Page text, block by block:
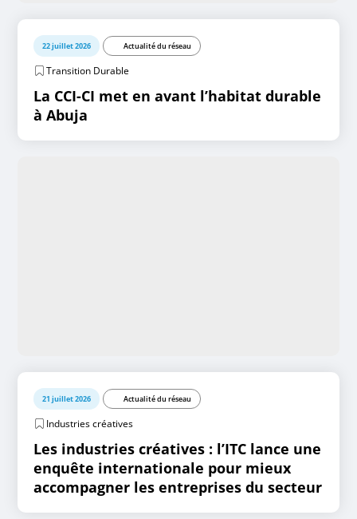
22 juillet 2026 Actualité du réseau
Transition Durable
La CCI-CI met en avant l’habitat durable
à Abuja
21 juillet 2026 Actualité du réseau
Industries créatives
Les industries créatives : l’ITC lance une
enquête internationale pour mieux
accompagner les entreprises du secteur